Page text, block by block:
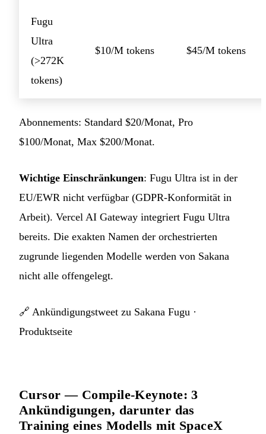
Fugu
Ultra
(>272K
tokens)
$10/M tokens $45/M tokens
Abonnements: Standard $20/Monat, Pro
$100/Monat, Max $200/Monat.
Wichtige Einschränkungen: Fugu Ultra ist in der
EU/EWR nicht verfügbar (GDPR-Konformität in
Arbeit). Vercel AI Gateway integriert Fugu Ultra
bereits. Die exakten Namen der orchestrierten
zugrunde liegenden Modelle werden von Sakana
nicht alle offengelegt.
🔗 Ankündigungstweet zu Sakana Fugu ·
Produktseite
Cursor — Compile-Keynote: 3
Ankündigungen, darunter das
Training eines Modells mit SpaceX